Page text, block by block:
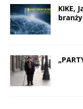
KIKE,